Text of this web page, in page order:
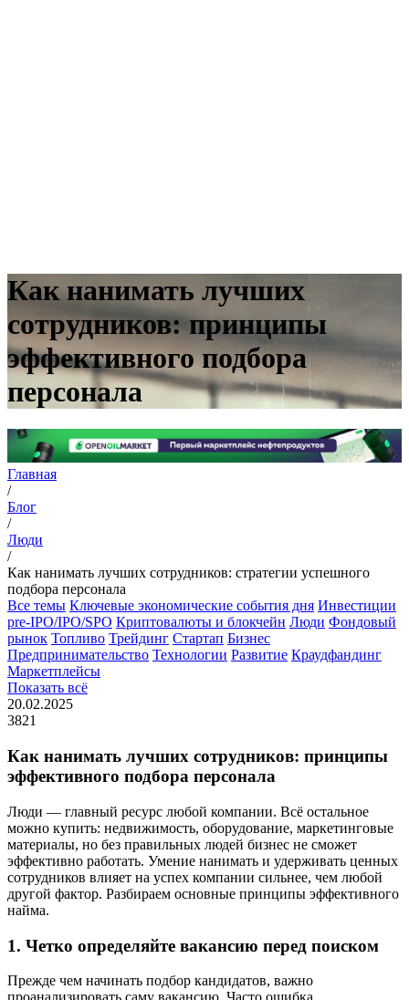
Как нанимать лучших
сотрудников: принципы
эффективного подбора
персонала
Главная
/
Блог
/
Люди
/
Как нанимать лучших сотрудников: стратегии успешного
подбора персонала
Все темы Ключевые экономические события дня Инвестиции
pre-IPO/IPO/SPO Криптовалюты и блокчейн Люди Фондовый
рынок Топливо Трейдинг Стартап Бизнес
Предпринимательство Технологии Развитие Краудфандинг
Маркетплейсы
Показать всё
20.02.2025
3821
Как нанимать лучших сотрудников: принципы
эффективного подбора персонала
Люди — главный ресурс любой компании. Всё остальное
можно купить: недвижимость, оборудование, маркетинговые
материалы, но без правильных людей бизнес не сможет
эффективно работать. Умение нанимать и удерживать ценных
сотрудников влияет на успех компании сильнее, чем любой
другой фактор. Разбираем основные принципы эффективного
найма.
1. Четко определяйте вакансию перед поиском
Прежде чем начинать подбор кандидатов, важно